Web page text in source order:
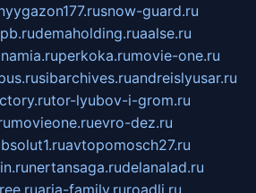
snow-guard.ru
demaholding.ruaalse.ru
perkoka.rumovie-one.ru
sibarchives.ruandreislyusar.ru
tor-lyubov-i-grom.ru
movieone.ruevro-dez.ru
avtopomosch27.ru
nertansaga.rudelanalad.ru
aria-family.ruroadli.ru